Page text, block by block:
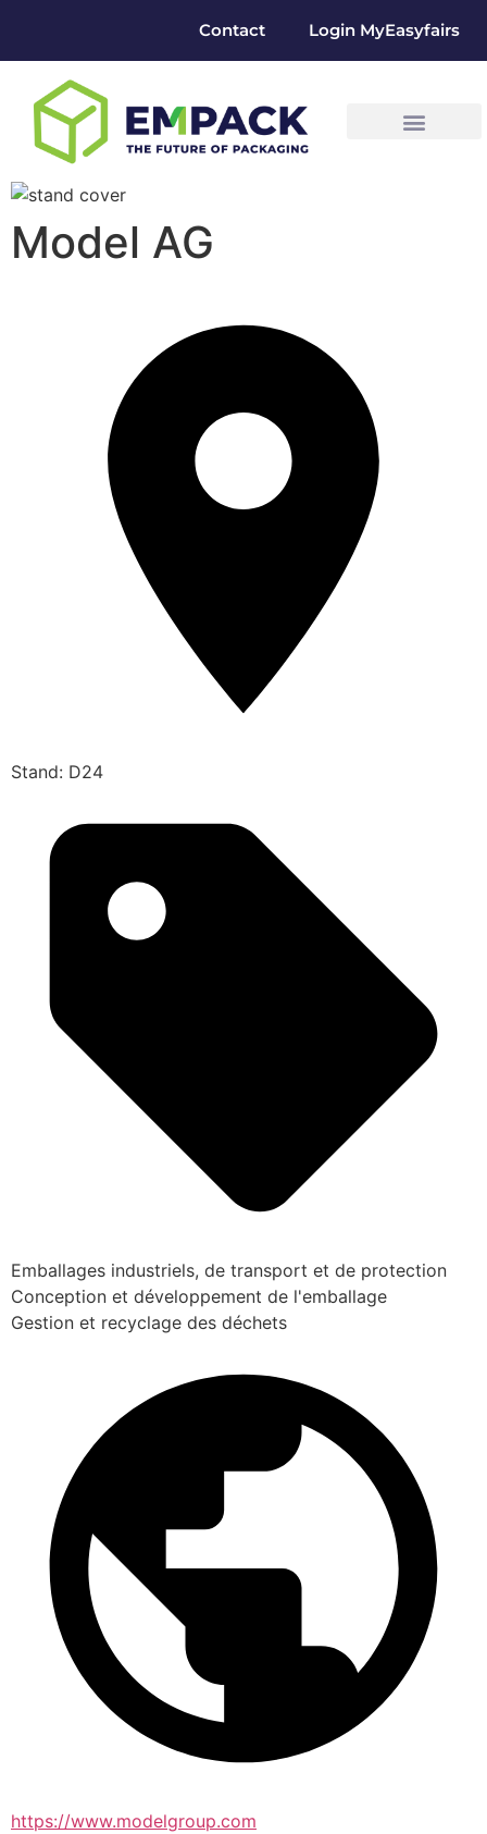
Contact Login MyEasyfairs
Model AG
Stand: D24
Emballages industriels, de transport et de protection
Conception et développement de l'emballage
Gestion et recyclage des déchets
https://www.modelgroup.com